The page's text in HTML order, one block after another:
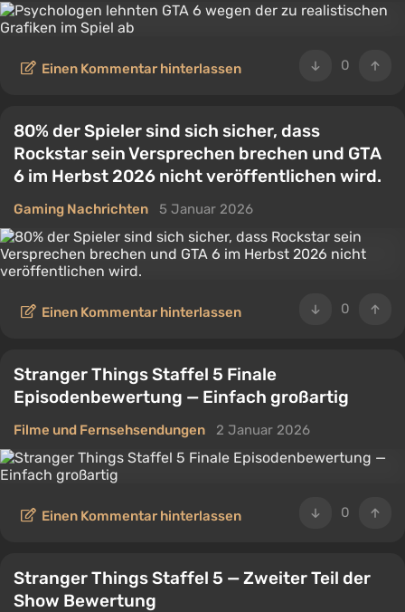
0
Einen Kommentar hinterlassen
80% der Spieler sind sich sicher, dass
Rockstar sein Versprechen brechen und GTA
6 im Herbst 2026 nicht veröffentlichen wird.
Gaming Nachrichten 5 Januar 2026
0
Einen Kommentar hinterlassen
Stranger Things Staffel 5 Finale
Episodenbewertung — Einfach großartig
Filme und Fernsehsendungen 2 Januar 2026
0
Einen Kommentar hinterlassen
Stranger Things Staffel 5 — Zweiter Teil der
Show Bewertung